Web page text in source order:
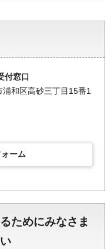
窓口
和区高砂三丁目15番1
ーム
ためにみなさま